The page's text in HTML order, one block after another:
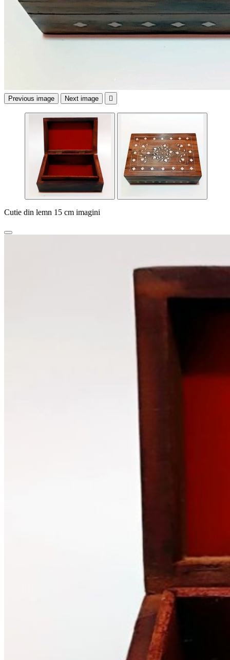
Previous image Next image 
Cutie din lemn 15 cm imagini